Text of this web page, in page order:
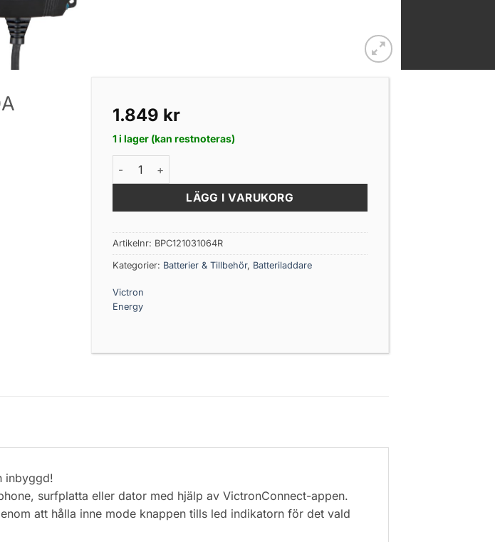
1.849 kr
1 i lager (kan restnoteras)
Victron Blue Smart IP65 laddare 12V 10A 230V mängd
LÄGG I VARUKORG
Artikelnr: BPC121031064R
Kategorier: Batterier & Tillbehör, Batteriladdare
Victron
Energy
inbyggd!
surfplatta eller dator med hjälp av VictronConnect-appen.
att hålla inne mode knappen tills led indikatorn för det vald